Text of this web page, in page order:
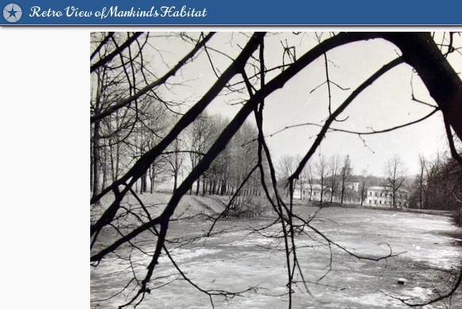
Retro View of Mankind's Habitat